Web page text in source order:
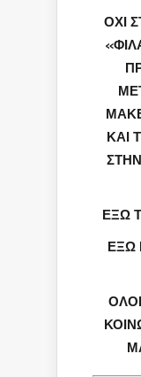
ΟΧΙ
ΚΑΙ
ΕΞΩ
ΕΞΩ